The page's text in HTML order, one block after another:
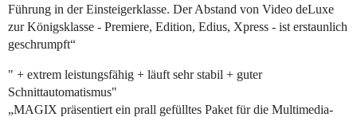
Führung in der Einsteigerklasse. Der Abstand von Video deLuxe
zur Königsklasse - Premiere, Edition, Edius, Xpress - ist erstaunlich
geschrumpft“
" + extrem leistungsfähig + läuft sehr stabil + guter
Schnittautomatismus"
„MAGIX präsentiert ein prall gefülltes Paket für die Multimedia-